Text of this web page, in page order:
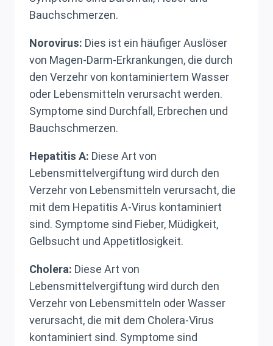
Bauchschmerzen.
Norovirus: Dies ist ein häufiger Auslöser
von Magen-Darm-Erkrankungen, die durch
den Verzehr von kontaminiertem Wasser
oder Lebensmitteln verursacht werden.
Symptome sind Durchfall, Erbrechen und
Bauchschmerzen.
Hepatitis A: Diese Art von
Lebensmittelvergiftung wird durch den
Verzehr von Lebensmitteln verursacht, die
mit dem Hepatitis A-Virus kontaminiert
sind. Symptome sind Fieber, Müdigkeit,
Gelbsucht und Appetitlosigkeit.
Cholera: Diese Art von
Lebensmittelvergiftung wird durch den
Verzehr von Lebensmitteln oder Wasser
verursacht, die mit dem Cholera-Virus
kontaminiert sind. Symptome sind